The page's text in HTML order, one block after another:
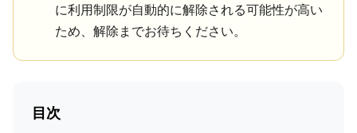
に利用制限が自動的に解除される可能性が高い
ため、解除までお待ちください。
目次